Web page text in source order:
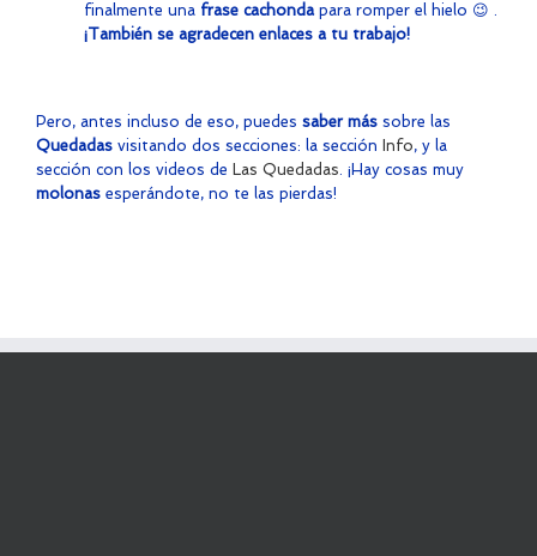
finalmente una frase cachondapara romper el hielo 😉 .
¡También se agradecen enlaces a tu trabajo!
Pero, antes incluso de eso, puedes saber más sobre las
Quedadas visitando dos secciones: la sección Info, y la
sección con los videos de Las Quedadas. ¡Hay cosas muy
molonas esperándote, no te las pierdas!